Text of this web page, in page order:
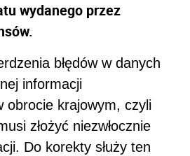
wydanego przez
błędów w danych
informacji
obrocie krajowym, czyli
złożyć niezwłocznie
Do korekty służy ten